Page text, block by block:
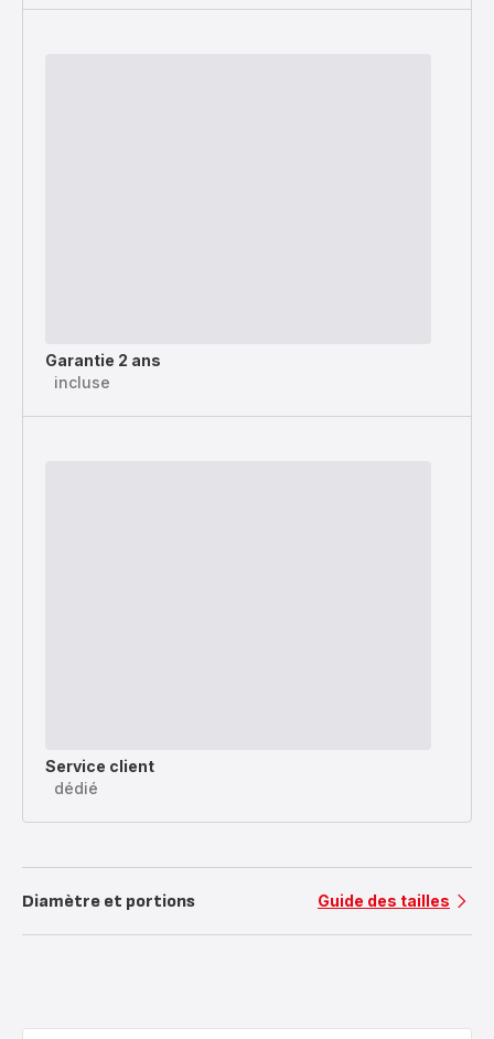
Garantie 2 ans
incluse
Service client
dédié
Diamètre et portions Guide des tailles